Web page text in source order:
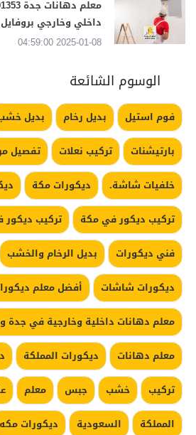
داخلي وخارجي
2025-01-08 04:59:00
الوسوم الشائعة
فوم استيل بديل رخام بديل
بارتيشنات
تركيب نعلات تفصيل
خلفيات شاشة.
ديكورات مكة
تركيب ديكور في مكة
تركيب
فني ديكورات
بديل الرخام والخشب
ديكورات شاشات
أفضل معلم
معلم دهانات داخلية وخارجية في جدة
معلم دهانات
ديكورات المملكة
تركيب
خشب جبس معلم
المملكة
السعودية ديكورات مكه